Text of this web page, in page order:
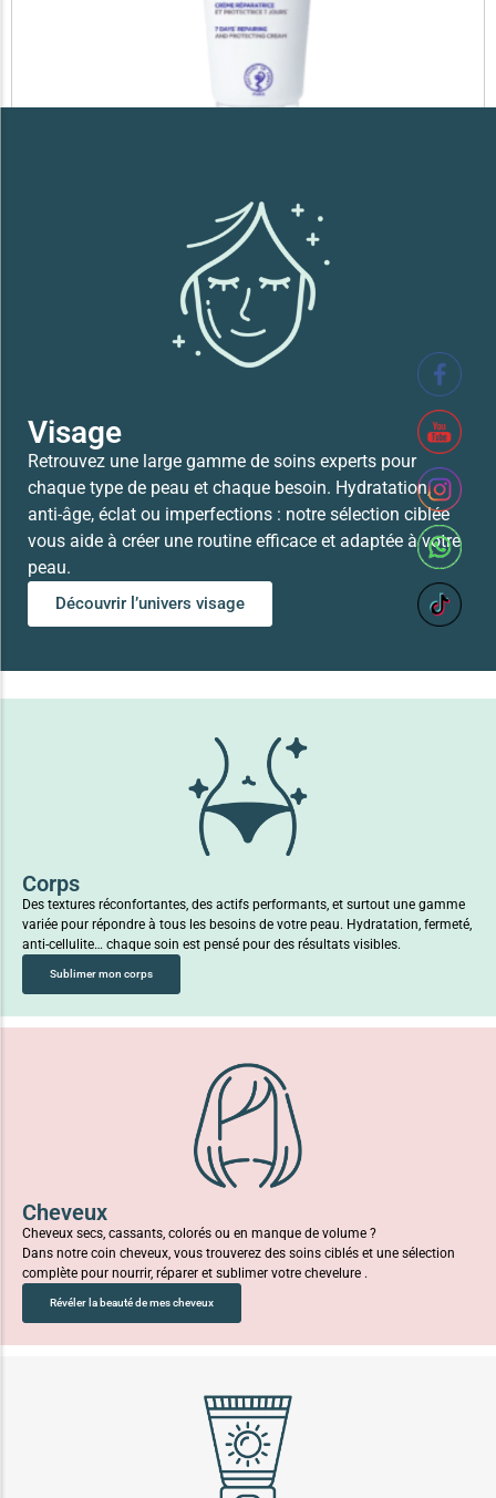
SVR XERIAL FISSURES ET CREVASSES
Visage
Retrouvez une large gamme de soins experts pour
chaque type de peau et chaque besoin. Hydratation,
anti-âge, éclat ou imperfections : notre sélection ciblée
vous aide à créer une routine efficace et adaptée à votre
peau.
Découvrir l’univers visage
Corps
Des textures réconfortantes, des actifs performants, et surtout une gamme
variée pour répondre à tous les besoins de votre peau. Hydratation, fermeté,
anti-cellulite… chaque soin est pensé pour des résultats visibles.
Sublimer mon corps
Cheveux
Cheveux secs, cassants, colorés ou en manque de volume ?
Dans notre coin cheveux, vous trouverez des soins ciblés et une sélection
complète pour nourrir, réparer et sublimer votre chevelure .
Révéler la beauté de mes cheveux